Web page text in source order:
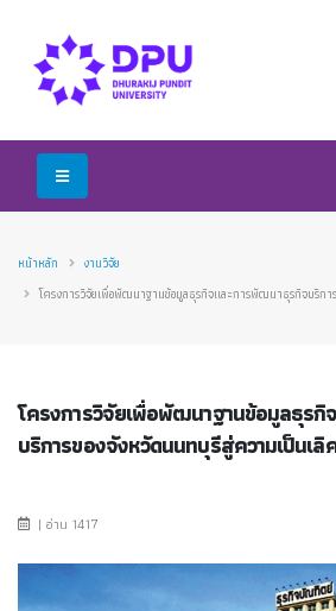
หน้าหลัก
งานวิจัย
โครงการวิจัยเพื่อพัฒนาฐานข้อมูลธุรกิจและการพัฒนาธุรกิจบริกา
โครงการวิจัยเพื่อพัฒนาฐานข้อมูลธุร
บริการของจังหวัดนนทบุรีสู่ความเป็นเลิ
| อ่าน 1417